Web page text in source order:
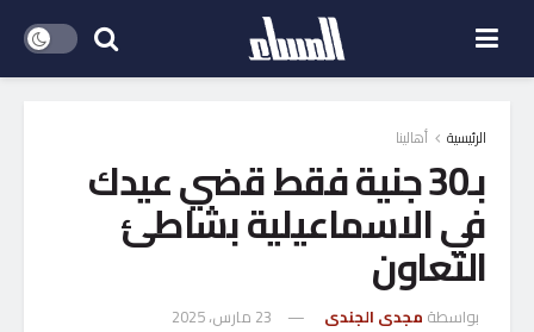
الرئيسية أهالينا
بـ30 جنية فقط قضي عيدك
في الاسماعيلية بشاطئ
التعاون
بواسطة مجدى الجندى 23 مارس، 2025